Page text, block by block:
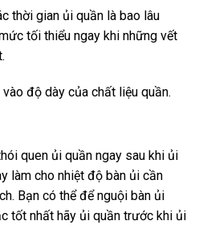
thời gian ủi quần là bao lâu
tối thiểu ngay khi những vết
độ dày của chất liệu quần.
quen ủi quần ngay sau khi ủi
làm cho nhiệt độ bàn ủi cần
Bạn có thể để nguội bàn ủi
tốt nhất hãy ủi quần trước khi ủi